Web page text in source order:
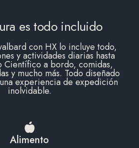
es todo incluido
con HX lo incluye todo,
y actividades diarias hasta
Científico a bordo, comidas,
y mucho más. Todo diseñado
experiencia de expedición
inolvidable.
Alimento